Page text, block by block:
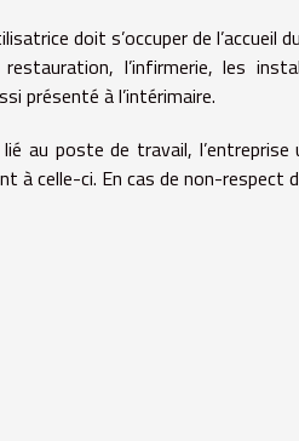
doit s’occuper de l’accueil
l’infirmerie, les
présenté à l’intérimaire.
au poste de travail,
à celle-ci. En cas de non-respect